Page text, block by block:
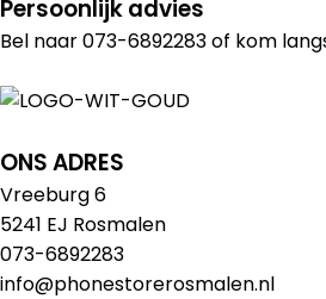
Persoonlijk advies
Bel naar 073-6892283 of kom
ONS ADRES
Vreeburg 6
5241 EJ Rosmalen
073-6892283
info@phonestorerosmalen.nl